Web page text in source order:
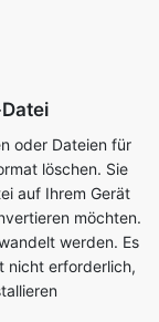
oder Dateien für
möchten.
werden. Es
nicht erforderlich,